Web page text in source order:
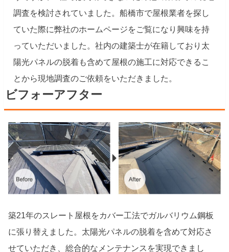
調査を検討されていました。船橋市で屋根業者を探し
ていた際に弊社のホームページをご覧になり興味を持
っていただいました。社内の建築士が在籍しており太
陽光パネルの脱着も含めて屋根の施工に対応できるこ
とから現地調査のご依頼をいただきました。
ビフォーアフター
築21年のスレート屋根をカバー工法でガルバリウム鋼板
に張り替えました。太陽光パネルの脱着を含めて対応さ
せていただき、総合的なメンテナンスを実現できまし